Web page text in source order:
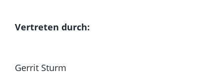
Vertreten durch:
Gerrit Sturm